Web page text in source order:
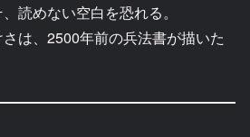
読めない空白を恐れる。
は、2500年前の兵法書が描いた